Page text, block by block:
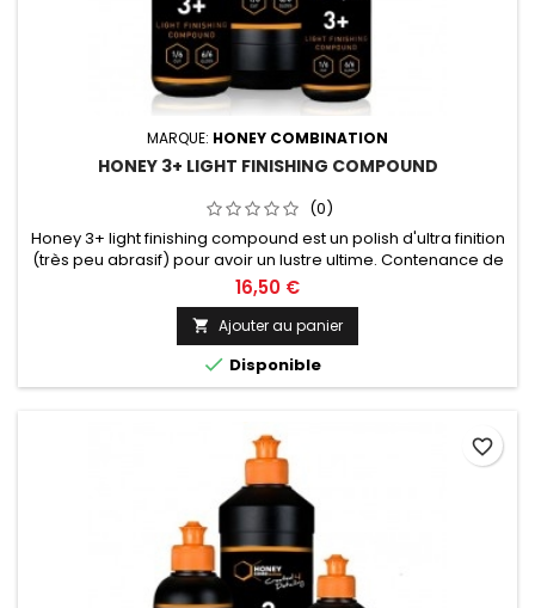
MARQUE: HONEY COMBINATION
HONEY 3+ LIGHT FINISHING COMPOUND
(0)
Honey 3+ light finishing compound est un polish d'ultra finition
(très peu abrasif) pour avoir un lustre ultime. Contenance de
250ml, 500ml ou 1L au choix.
16,50 €
 Ajouter au panier
 Disponible
favorite_border